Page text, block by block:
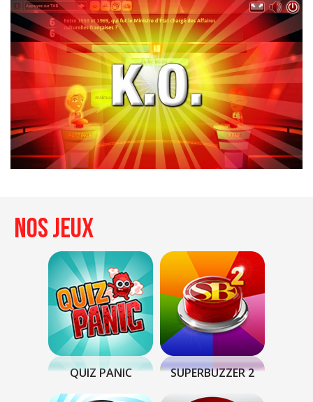
Nos Jeux
QUIZ PANIC SUPERBUZZER 2